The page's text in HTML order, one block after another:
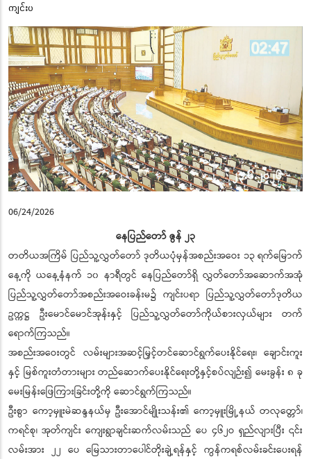
ကျင်းပ
06/24/2026
နေပြည်တော် ဇွန် ၂၃
တတိယအကြိမ် ပြည်သူ့လွှတ်တော် ဒုတိယပုံမှန်အစည်းအဝေး ၁၃ ရက်မြောက်
နေ့ကို ယနေ့နံနက် ၁၀ နာရီတွင် နေပြည်တော်ရှိ လွှတ်တော်အဆောက်အအုံ
ပြည်သူ့လွှတ်တော်အစည်းအဝေးခန်းမ၌ ကျင်းပရာ ပြည်သူ့လွှတ်တော်ဒုတိယ
ဥက္ကဋ္ဌ ဦးမောင်မောင်အုန်းနှင့် ပြည်သူ့လွှတ်တော်ကိုယ်စားလှယ်များ တက်
ရောက်ကြသည်။
အစည်းအဝေးတွင် လမ်းများအဆင့်မြှင့်တင်ဆောင်ရွက်ပေးနိုင်ရေး၊ ချောင်းကူး
နှင့် မြစ်ကူးတံတားများ တည်ဆောက်ပေးနိုင်ရေးတို့နှင့်စပ်လျဉ်း၍ မေးခွန်း ၈ ခု
မေးမြန်းဖြေကြားခြင်းတို့ကို ဆောင်ရွက်ကြသည်။
ဦးစွာ ကော့မှူးမဲဆန္ဒနယ်မှ ဦးအောင်မျိုးသန်း၏ ကော့မှူးမြို့နယ် တလုတ္တော်၊
ကရင်စု၊ အုတ်ကျင်း ကျေးရွာချင်းဆက်လမ်းသည် ပေ ၄၆၂ဝ ရှည်လျားပြီး ၎င်း
လမ်းအား ၂၂ ပေ မြေသားတာပေါင်တိုးချဲ့ရန်နှင့် ကွန်ကရစ်လမ်းခင်းပေးရန်